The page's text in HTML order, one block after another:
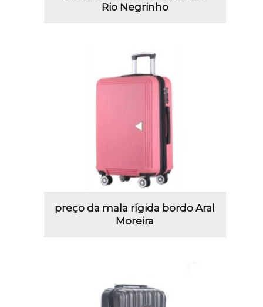
Rio Negrinho
preço da mala rígida bordo Aral
Moreira